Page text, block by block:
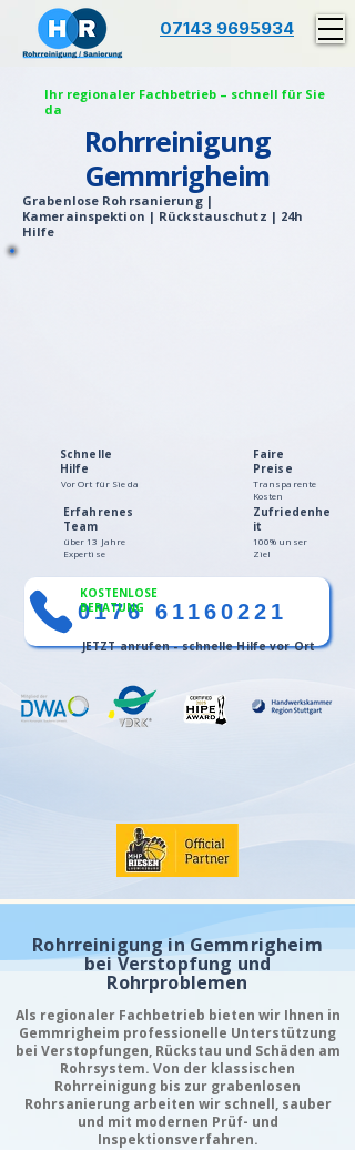
07143 9695934
Ihr regionaler Fachbetrieb – schnell für Sie
da
Rohrreinigung
Gemmrigheim
Grabenlose Rohrsanierung |
Kamerainspektion | Rückstauschutz | 24h
Hilfe
Schnelle
Hilfe
Vor Ort für Sie da
Erfahrenes
Team
über 13 Jahre
Expertise
Faire
Preise
Transparente
Kosten
Zufriedenhe
it
100% unser
Ziel
0176 61160221
KOSTENLOSE
BERATUNG
JETZT anrufen - schnelle Hilfe vor Ort
Rohrreinigung in Gemmrigheim
bei Verstopfung und
Rohrproblemen
Als regionaler Fachbetrieb bieten wir Ihnen in
Gemmrigheim professionelle Unterstützung
bei Verstopfungen, Rückstau und Schäden am
Rohrsystem. Von der klassischen
Rohrreinigung bis zur grabenlosen
Rohrsanierung arbeiten wir schnell, sauber
und mit modernen Prüf- und
Inspektionsverfahren.